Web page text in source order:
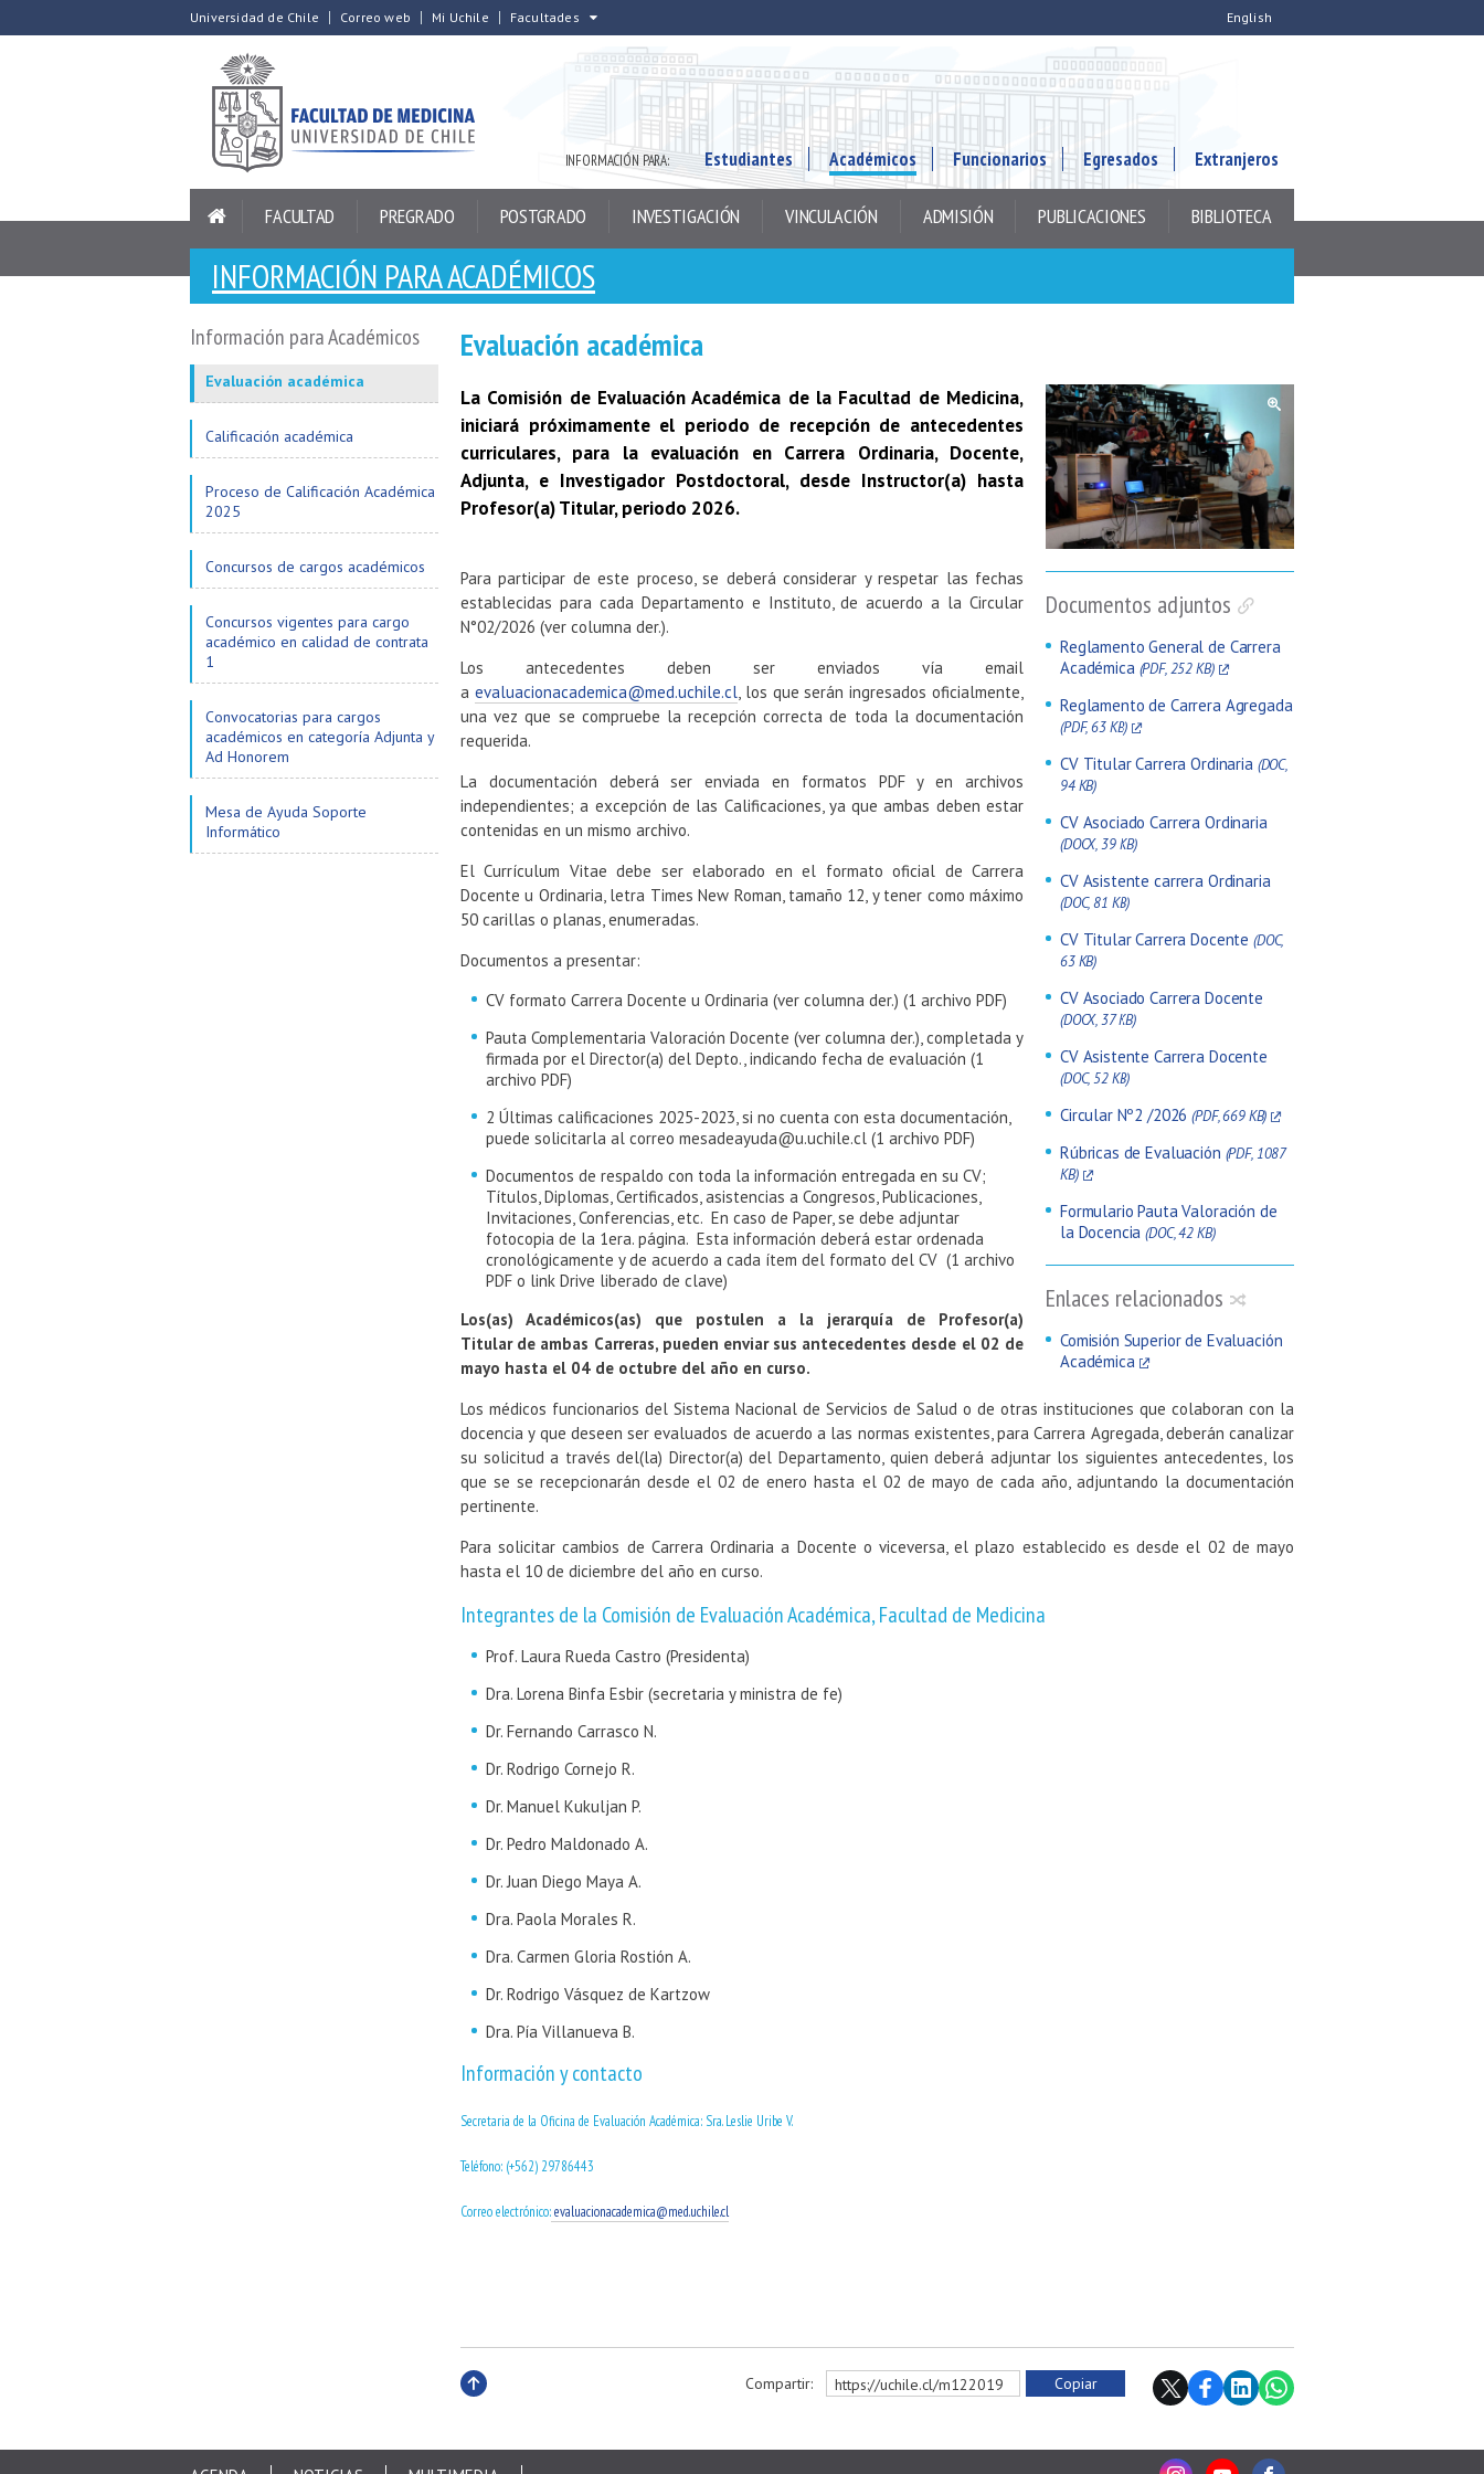
Universidad de Chile Correo web Mi Uchile Facultades English
INFORMACIÓN PARA: Estudiantes Académicos Funcionarios Egresados Extranjeros
FACULTAD PREGRADO POSTGRADO INVESTIGACIÓN VINCULACIÓN ADMISIÓN PUBLICACIONES BIBLIOTECA
INFORMACIÓN PARA ACADÉMICOS
Información para Académicos
Evaluación académica
Calificación académica
Proceso de Calificación Académica
2025
Concursos de cargos académicos
Concursos vigentes para cargo
académico en calidad de contrata
1
Convocatorias para cargos
académicos en categoría Adjunta y
Ad Honorem
Mesa de Ayuda Soporte
Informático
Evaluación académica
Documentos adjuntos
Reglamento General de Carrera
Académica (PDF, 252 KB)
Reglamento de Carrera Agregada
(PDF, 63 KB)
CV Titular Carrera Ordinaria (DOC,
94 KB)
CV Asociado Carrera Ordinaria
(DOCX, 39 KB)
CV Asistente carrera Ordinaria
(DOC, 81 KB)
CV Titular Carrera Docente (DOC,
63 KB)
CV Asociado Carrera Docente
(DOCX, 37 KB)
CV Asistente Carrera Docente
(DOC, 52 KB)
Circular Nº2 /2026(PDF, 669 KB)
Rúbricas de Evaluación (PDF, 1087
KB)
Formulario Pauta Valoración de
la Docencia(DOC, 42 KB)
Enlaces relacionados
Comisión Superior de Evaluación
Académica
La Comisión de Evaluación Académica de la Facultad de Medicina,
iniciará próximamente el periodo de recepción de antecedentes
curriculares, para la evaluación en Carrera Ordinaria, Docente,
Adjunta, e Investigador Postdoctoral, desde Instructor(a) hasta
Profesor(a) Titular, periodo 2026.
Para participar de este proceso, se deberá considerar y respetar las fechas
establecidas para cada Departamento e Instituto, de acuerdo a la Circular
N°02/2026 (ver columna der.).
Los antecedentes deben ser enviados vía email
a evaluacionacademica@med.uchile.cl, los que serán ingresados oficialmente,
una vez que se compruebe la recepción correcta de toda la documentación
requerida.
La documentación deberá ser enviada en formatos PDF y en archivos
independientes; a excepción de las Calificaciones, ya que ambas deben estar
contenidas en un mismo archivo.
El Currículum Vitae debe ser elaborado en el formato oficial de Carrera
Docente u Ordinaria, letra Times New Roman, tamaño 12, y tener como máximo
50 carillas o planas, enumeradas.
Documentos a presentar:
CV formato Carrera Docente u Ordinaria (ver columna der.) (1 archivo PDF)
Pauta Complementaria Valoración Docente (ver columna der.), completada y
firmada por el Director(a) del Depto., indicando fecha de evaluación (1
archivo PDF)
2 Últimas calificaciones 2025-2023, si no cuenta con esta documentación,
puede solicitarla al correo mesadeayuda@u.uchile.cl (1 archivo PDF)
Documentos de respaldo con toda la información entregada en su CV;
Títulos, Diplomas, Certificados, asistencias a Congresos, Publicaciones,
Invitaciones, Conferencias, etc. En caso de Paper, se debe adjuntar
fotocopia de la 1era. página. Esta información deberá estar ordenada
cronológicamente y de acuerdo a cada ítem del formato del CV (1 archivo
PDF o link Drive liberado de clave)
Los(as) Académicos(as) que postulen a la jerarquía de Profesor(a)
Titular de ambas Carreras, pueden enviar sus antecedentes desde el 02 de
mayo hasta el 04 de octubre del año en curso.
Los médicos funcionarios del Sistema Nacional de Servicios de Salud o de otras instituciones que colaboran con la
docencia y que deseen ser evaluados de acuerdo a las normas existentes, para Carrera Agregada, deberán canalizar
su solicitud a través del(la) Director(a) del Departamento, quien deberá adjuntar los siguientes antecedentes, los
que se se recepcionarán desde el 02 de enero hasta el 02 de mayo de cada año, adjuntando la documentación
pertinente.
Para solicitar cambios de Carrera Ordinaria a Docente o viceversa, el plazo establecido es desde el 02 de mayo
hasta el 10 de diciembre del año en curso.
Integrantes de la Comisión de Evaluación Académica, Facultad de Medicina
Prof. Laura Rueda Castro (Presidenta)
Dra. Lorena Binfa Esbir (secretaria y ministra de fe)
Dr. Fernando Carrasco N.
Dr. Rodrigo Cornejo R.
Dr. Manuel Kukuljan P.
Dr. Pedro Maldonado A.
Dr. Juan Diego Maya A.
Dra. Paola Morales R.
Dra. Carmen Gloria Rostión A.
Dr. Rodrigo Vásquez de Kartzow
Dra. Pía Villanueva B.
Información y contacto
Secretaria de la Oficina de Evaluación Académica: Sra. Leslie Uribe V.
Teléfono: (+562) 29786443
Correo electrónico:evaluacionacademica@med.uchile.cl
Compartir: https://uchile.cl/m122019 Copiar